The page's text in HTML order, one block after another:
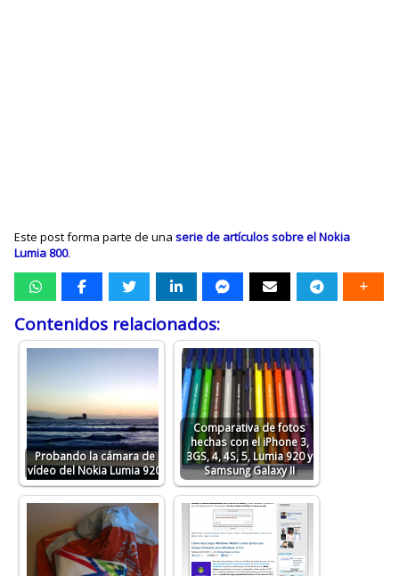
Este post forma parte de unaserie de artículos sobre el Nokia
Lumia 800.
Contenidos relacionados:
Probando la cámara de
vídeo del Nokia Lumia 920
Comparativa de fotos
hechas con el iPhone 3,
3GS, 4, 4S, 5, Lumia 920 y
Samsung Galaxy II